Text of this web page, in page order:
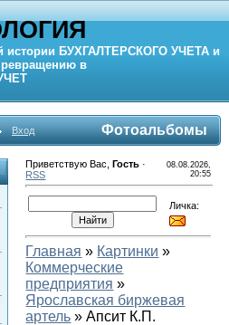
истории БУХГАЛТЕРСКОГО УЧЕТА и
в
Вход Фотоальбомы
Приветствую Вас ,Гость ·
RSS
08.08.2026,
20:55
Личка:
Главная » Картинки »
Коммерческие
предприятия »
Яроcлавская биржевая
артель » Апсит К.П.